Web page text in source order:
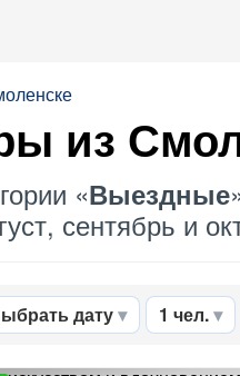
из
«Выездные
сентябрь и
дату 1 чел.